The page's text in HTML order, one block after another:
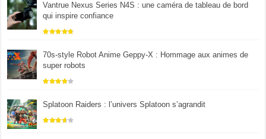
Vantrue Nexus Series N4S : une caméra de tableau de bord
qui inspire confiance
70s-style Robot Anime Geppy-X : Hommage aux animes de
super robots
Splatoon Raiders : l’univers Splatoon s’agrandit